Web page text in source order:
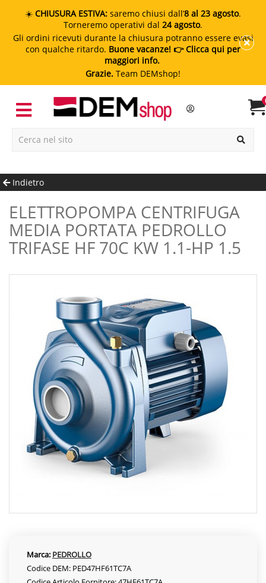
☀️ CHIUSURA ESTIVA: saremo chiusi dall’8 al 23 agosto.
Torneremo operativi dal 24 agosto.
Gli ordini ricevuti durante la chiusura potranno essere evasi
con qualche ritardo. Buone vacanze! 👉 Clicca qui per
maggiori info.
Grazie. Team DEMshop!
Indietro
ELETTROPOMPA CENTRIFUGA
MEDIA PORTATA PEDROLLO
TRIFASE HF 70C KW 1.1-HP 1.5
Marca: PEDROLLO
Codice DEM: PED47HF61TC7A